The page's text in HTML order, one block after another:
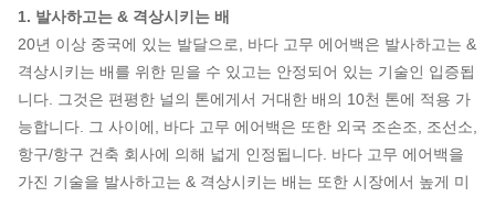
1. 발사하고는 & 격상시키는 배
20년 이상 중국에 있는 발달으로, 바다 고무 에어백은 발사하고는 &
격상시키는 배를 위한 믿을 수 있고는 안정되어 있는 기술인 입증됩
니다. 그것은 편평한 널의 톤에게서 거대한 배의 10천 톤에 적용 가
능합니다. 그 사이에, 바다 고무 에어백은 또한 외국 조손조, 조선소,
항구/항구 건축 회사에 의해 넓게 인정됩니다. 바다 고무 에어백을
가진 기술을 발사하고는 & 격상시키는 배는 또한 시장에서 높게 미